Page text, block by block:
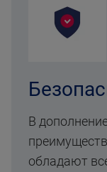
В
обладают